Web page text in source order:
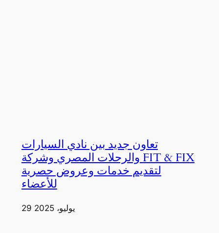
تعاون جديد بين نادي السيارات
والرحلات المصري وشركة FIT & FIX
لتقديم خدمات وعروض حصرية
للأعضاء
29 يوليو، 2025